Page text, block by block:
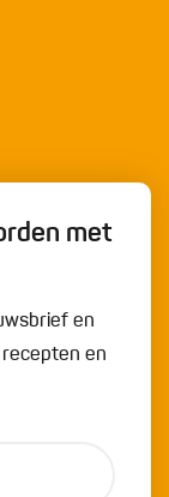
met
en
en